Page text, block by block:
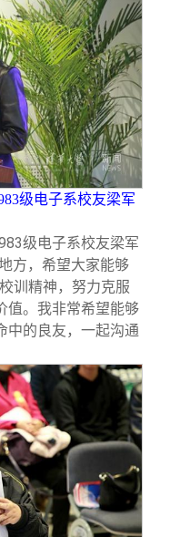
级电子系校友梁军
级电子系校友梁军
方，希望大家能够
训精神，努力克服
值。我非常希望能够
中的良友，一起沟通